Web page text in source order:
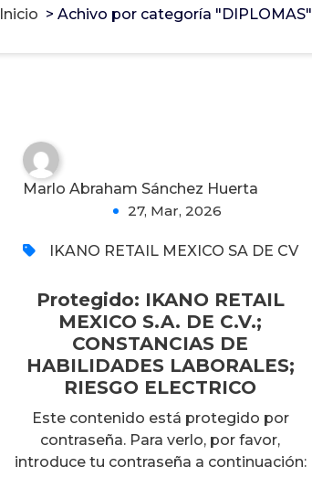
Inicio > Achivo por categoría "DIPLOMAS"
HABILIDADES
LABORALES; RIESGO
Marlo Abraham Sánchez Huerta
27, Mar, 2026
IKANO RETAIL MEXICO SA DE CV
Protegido: IKANO RETAIL
MEXICO S.A. DE C.V.;
CONSTANCIAS DE
HABILIDADES LABORALES;
RIESGO ELECTRICO
Este contenido está protegido por
contraseña. Para verlo, por favor,
introduce tu contraseña a continuación: